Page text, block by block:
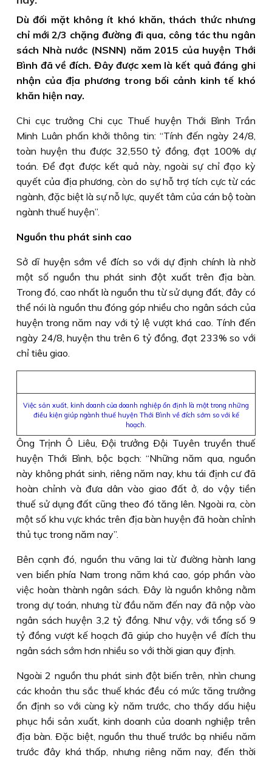
Dù đối mặt không ít khó khăn, thách thức nhưng
chỉ mới 2/3 chặng đường đi qua, công tác thu ngân
sách Nhà nước (NSNN) năm 2015 của huyện Thới
Bình đã về đích. Đây được xem là kết quả đáng ghi
nhận của địa phương trong bối cảnh kinh tế khó
khăn hiện nay.
Chi cục trưởng Chi cục Thuế huyện Thới Bình Trần
Minh Luân phấn khởi thông tin: “Tính đến ngày 24/8,
toàn huyện thu được 32,550 tỷ đồng, đạt 100% dự
toán. Ðể đạt được kết quả này, ngoài sự chỉ đạo kỳ
quyết của địa phương, còn do sự hỗ trợ tích cực từ các
ngành, đặc biệt là sự nỗ lực, quyết tâm của cán bộ toàn
ngành thuế huyện”.
Nguồn thu phát sinh cao
Sở dĩ huyện sớm về đích so với dự định chính là nhờ
một số nguồn thu phát sinh đột xuất trên địa bàn.
Trong đó, cao nhất là nguồn thu từ sử dụng đất, đây có
thể nói là nguồn thu đóng góp nhiều cho ngân sách của
huyện trong năm nay với tỷ lệ vượt khá cao. Tính đến
ngày 24/8, huyện thu trên 6 tỷ đồng, đạt 233% so với
chỉ tiêu giao.
Việc sản xuất, kinh doanh của doanh nghiệp ổn định là một trong những
điều kiện giúp ngành thuế huyện Thới Bình về đích sớm so với kế
hoạch.
Ông Trịnh Ô Liêu, Ðội trưởng Ðội Tuyên truyền thuế
huyện Thới Bình, bộc bạch: “Những năm qua, nguồn
này không phát sinh, riêng năm nay, khu tái định cư đã
hoàn chỉnh và đưa dân vào giao đất ở, do vậy tiền
thuế sử dụng đất cũng theo đó tăng lên. Ngoài ra, còn
một số khu vực khác trên địa bàn huyện đã hoàn chỉnh
thủ tục trong năm nay”.
Bên cạnh đó, nguồn thu vãng lai từ đường hành lang
ven biển phía Nam trong năm khá cao, góp phần vào
việc hoàn thành ngân sách. Ðây là nguồn không nằm
trong dự toán, nhưng từ đầu năm đến nay đã nộp vào
ngân sách huyện 3,2 tỷ đồng. Như vậy, với tổng số 9
tỷ đồng vượt kế hoạch đã giúp cho huyện về đích thu
ngân sách sớm hơn nhiều so với thời gian quy định.
Ngoài 2 nguồn thu phát sinh đột biến trên, nhìn chung
các khoản thu sắc thuế khác đều có mức tăng trưởng
ổn định so với cùng kỳ năm trước, cho thấy dấu hiệu
phục hồi sản xuất, kinh doanh của doanh nghiệp trên
địa bàn. Ðặc biệt, nguồn thu thuế trước bạ nhiều năm
trước đây khá thấp, nhưng riêng năm nay, đến thời